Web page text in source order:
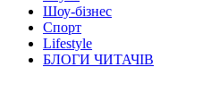
Шоу-бізнес
Спорт
Lifestyle
БЛОГИ ЧИТАЧІВ